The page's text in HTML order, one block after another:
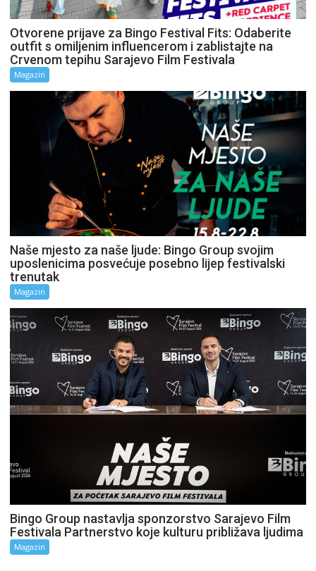
Otvorene prijave za Bingo Festival Fits: Odaberite
outfit s omiljenim influencerom i zablistajte na
Crvenom tepihu Sarajevo Film Festivala
Magazin
Naše mjesto za naše ljude: Bingo Group svojim
uposlenicima posvećuje posebno lijep festivalski
trenutak
Magazin
Bingo Group nastavlja sponzorstvo Sarajevo Film
Festivala Partnerstvo koje kulturu približava ljudima
Magazin